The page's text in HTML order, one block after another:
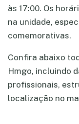
às 17:00. Os
na unidade,
comemorativas.
Confira abaixo
Hmgo, incluindo
profissionais,
localização no